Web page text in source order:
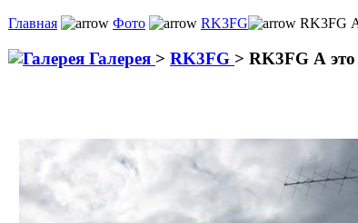
Главная Фото RK3FG RK3FG
Галерея > RK3FG > RK3FG А